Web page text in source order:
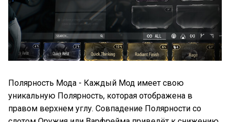
Полярность Мода - Каждый Мод имеет свою
уникальную Полярность, которая отображена в
правом верхнем углу. Совпадение Полярности со